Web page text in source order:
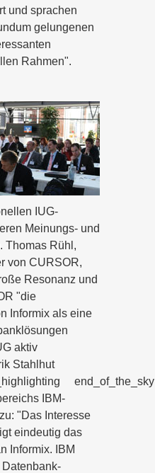
und sprachen
gelungenen
Rahmen".
IUG-
Meinungs- und
Thomas Rühl,
von CURSOR,
Resonanz und
"die
Informix als eine
aktiv
Stahlhut
IBM-
"Das Interesse
eindeutig das
Informix. IBM
Datenbank-